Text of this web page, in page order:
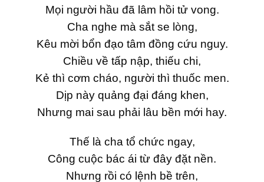
Mọi người hầu đã lâm hồi tử vong.
Cha nghe mà sắt se lòng,
Kêu mời bổn đạo tâm đồng cứu nguy.
Chiều về tấp nập, thiếu chi,
Kẻ thì cơm cháo, người thì thuốc men.
Dịp này quảng đại đáng khen,
Nhưng mai sau phải lâu bền mới hay.
Thế là cha tổ chức ngay,
Công cuộc bác ái từ đây đặt nền.
Nhưng rồi có lệnh bề trên,